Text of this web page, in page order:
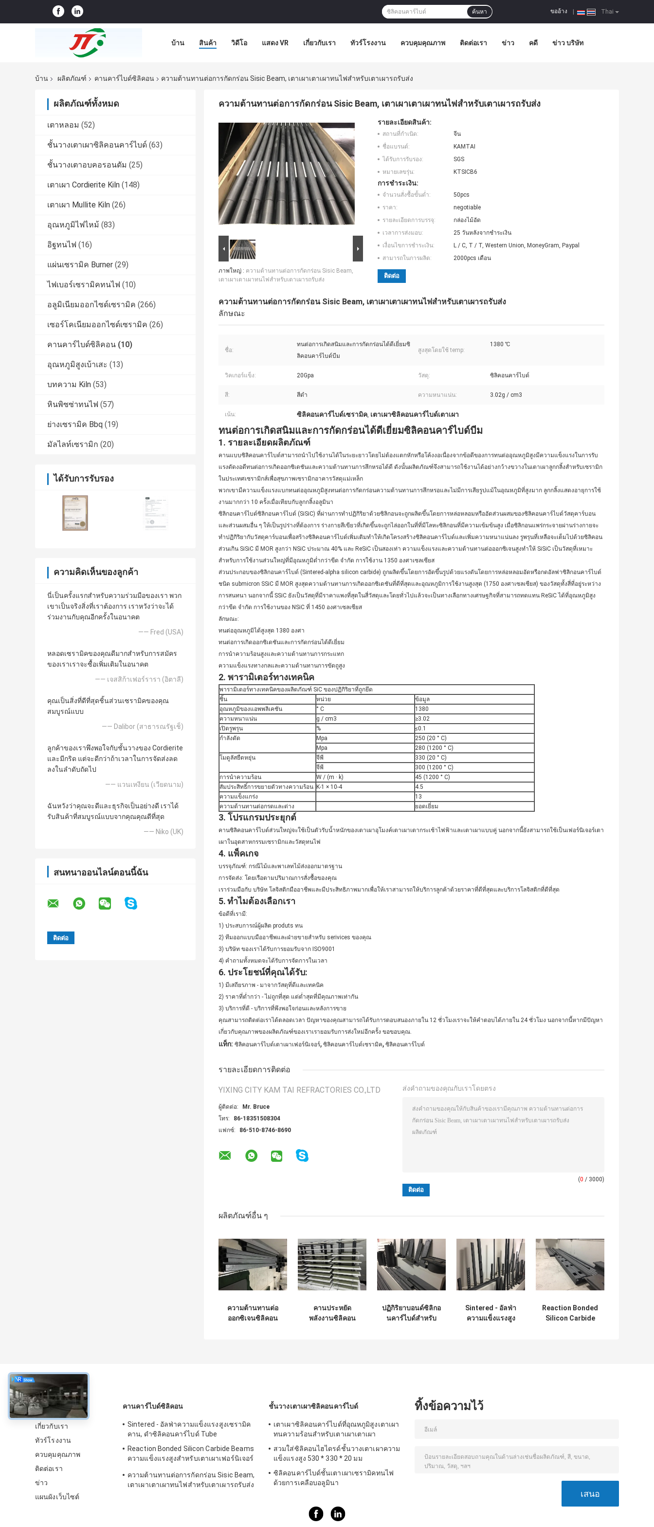
Thai
ขออ้าง
ค้นหา
บ้าน สินค้า วิดีโอ แสดง VR เกี่ยวกับเรา ทัวร์โรงงาน ควบคุมคุณภาพ ติดต่อเรา ข่าว คดี ข่าว บริษัท
บ้าน ผลิตภัณฑ์ คานคาร์ไบด์ซิลิคอน ความต้านทานต่อการกัดกร่อน Sisic Beam, เตาเผาเตาเผาทนไฟสำหรับเตาเผารถรับส่ง
ผลิตภัณฑ์ทั้งหมด
เตาหลอม (52)
ชั้นวางเตาเผาซิลิคอนคาร์ไบด์ (63)
ชั้นวางเตาอบคอรอนดัม (25)
เตาเผา Cordierite Kiln (148)
เตาเผา Mullite Kiln (26)
อุณหภูมิไฟไหม้ (83)
อิฐทนไฟ (16)
แผ่นเซรามิค Burner (29)
ไฟเบอร์เซรามิคทนไฟ (10)
อลูมิเนียมออกไซด์เซรามิค (266)
เซอร์โคเนียมออกไซด์เซรามิค (26)
คานคาร์ไบด์ซิลิคอน (10)
อุณหภูมิสูงเบ้าเสะ (13)
บทความ Kiln (53)
หินพิซซ่าทนไฟ (57)
ย่างเซรามิค Bbq (19)
มัลไลท์เซรามิก (20)
ได้รับการรับรอง
ความคิดเห็นของลูกค้า
นี่เป็นครั้งแรกสำหรับความร่วมมือของเรา พวก
เขาเป็นจริงสิ่งที่เราต้องการ เราหวังว่าจะได้
ร่วมงานกับคุณอีกครั้งในอนาคต
—— Fred (USA)
หลอดเซรามิคของคุณดีมากสำหรับการสมัคร
ของเราเราจะซื้อเพิ่มเติมในอนาคต
—— เจสสิก้าเฟอร์รารา (อิตาลี)
คุณเป็นสิ่งที่ดีที่สุดชิ้นส่วนเซรามิคของคุณ
สมบูรณ์แบบ
—— Dalibor (สาธารณรัฐเช็)
ลูกค้าของเราพึงพอใจกับชั้นวางของ Cordierite
และมีกริด แต่จะดีกว่าถ้าเวลาในการจัดส่งลด
ลงในลำดับถัดไป
—— แวนเหงียน (เวียดนาม)
ฉันหวังว่าคุณจะดีและธุรกิจเป็นอย่างดี เราได้
รับสินค้าที่สมบูรณ์แบบจากคุณคุณดีที่สุด
—— Niko (UK)
สนทนาออนไลน์ตอนนี้ฉัน
ความต้านทานต่อการกัดกร่อน Sisic Beam, เตาเผาเตาเผาทนไฟสำหรับเตาเผารถรับส่ง
ภาพใหญ่ : ความต้านทานต่อการกัดกร่อน Sisic Beam,
เตาเผาเตาเผาทนไฟสำหรับเตาเผารถรับส่ง
รายละเอียดสินค้า:
สถานที่กำเนิด:
จีน
ชื่อแบรนด์:
KAMTAI
ได้รับการรับรอง:
SGS
หมายเลขรุ่น:
KTSICB6
การชำระเงิน:
จำนวนสั่งซื้อขั้นต่ำ:
50pcs
ราคา:
negotiable
รายละเอียดการบรรจุ:
กล่องไม้อัด
เวลาการส่งมอบ:
25 วันหลังจากชำระเงิน
เงื่อนไขการชำระเงิน:
L / C, T / T, Western Union, MoneyGram, Paypal
สามารถในการผลิต:
2000pcs เดือน
ติดต่อ
ความต้านทานต่อการกัดกร่อน Sisic Beam, เตาเผาเตาเผาทนไฟสำหรับเตาเผารถรับส่ง
ลักษณะ
ชื่อ:
ทนต่อการเกิดสนิมและการกัดกร่อนได้ดีเยี่ยมซิ
ลิคอนคาร์ไบด์บีม
สูงสุดโดยใช้ temp:
1380 ℃
วิคเกอร์แข็ง: 20Gpa วัสดุ: ซิลิคอนคาร์ไบด์
สี: สีดำ ความหนาแน่น: 3.02g / cm3
เน้น: ซิลิคอนคาร์ไบด์เซรามิค, เตาเผาซิลิคอนคาร์ไบด์เตาเผา
ทนต่อการเกิดสนิมและการกัดกร่อนได้ดีเยี่ยมซิลิคอนคาร์ไบด์บีม
1. รายละเอียดผลิตภัณฑ์
คานแบบซิลิคอนคาร์ไบด์สามารถนำไปใช้งานได้ในระยะยาวโดยไม่ต้องแตกหักหรือโค้งงอเนื่องจากข้อดีของการทนต่ออุณหภูมิสูงมีความแข็งแรงในการรับ
แรงดัดงอดีทนต่อการเกิดออกซิเดชันและความต้านทานการสึกหรอได้ดี ดังนั้นผลิตภัณฑ์จึงสามารถใช้งานได้อย่างกว้างขวางในเตาเผาลูกกลิ้งสำหรับเซรามิก
ในประเทศเซรามิกส์เพื่อสุขภาพเซรามิกอาคารวัสดุแม่เหล็ก
พวกเขามีความแข็งแรงแบกทนต่ออุณหภูมิสูงทนต่อการกัดกร่อนความต้านทานการสึกหรอและไม่มีการเสียรูปแม้ในอุณหภูมิที่สูงมาก ลูกกลิ้งแสดงอายุการใช้
งานมากกว่า 10 ครั้งเมื่อเทียบกับลูกกลิ้งอลูมินา
ซิลิกอนคาร์ไบด์ซิลิกอนคาร์ไบด์ (SiSiC) ที่ผ่านการทำปฏิกิริยาด้วยซิลิกอนจะถูกผลิตขึ้นโดยการหล่อหลอมหรืออัดส่วนผสมของซิลิคอนคาร์ไบด์วัสดุคาร์บอน
และส่วนผสมอื่น ๆ ให้เป็นรูปร่างที่ต้องการ ร่างกายสีเขียวที่เกิดขึ้นจะถูกไล่ออกในที่ที่มีโลหะซิลิกอนที่มีความเข้มข้นสูง เมื่อซิลิกอนแพร่กระจายผ่านร่างกายจะ
ทำปฏิกิริยากับวัสดุคาร์บอนเพื่อสร้างซิลิคอนคาร์ไบด์เพิ่มเติมทำให้เกิดโครงสร้างซิลิคอนคาร์ไบด์และเพิ่มความหนาแน่นลง รูพรุนที่เหลือจะเต็มไปด้วยซิลิคอน
ส่วนเกิน SiSiC มี MOR สูงกว่า NSiC ประมาณ 40% และ ReSiC เป็นสองเท่า ความแข็งแรงและความต้านทานต่อออกซิเจนสูงทำให้ SiSiC เป็นวัสดุที่เหมาะ
สำหรับการใช้งานส่วนใหญ่ที่มีอุณหภูมิต่ำกว่าขีด จำกัด การใช้งาน 1350 องศาเซลเซียส
ส่วนประกอบของซิลิกอนคาร์ไบด์ (Sintered-alpha silicon carbide) ถูกผลิตขึ้นโดยการอัดขึ้นรูปด้วยแรงดันโดยการหล่อหลอมอัดหรือกดอัลฟาซิลิกอนคาร์ไบด์
ชนิด submicron SSiC มี MOR สูงสุดความต้านทานการเกิดออกซิเดชันที่ดีที่สุดและอุณหภูมิการใช้งานสูงสุด (1750 องศาเซลเซียส) ของวัสดุทั้งสี่ที่อยู่ระหว่าง
การสนทนา นอกจากนี้ SSiC ยังเป็นวัสดุที่มีราคาแพงที่สุดในสี่วัสดุและโดยทั่วไปแล้วจะเป็นทางเลือกทางเศรษฐกิจที่สามารถทดแทน ReSiC ได้ที่อุณหภูมิสูง
กว่าขีด จำกัด การใช้งานของ NSiC ที่ 1450 องศาเซลเซียส
ลักษณะ:
ทนต่ออุณหภูมิได้สูงสุด 1380 องศา
ทนต่อการเกิดออกซิเดชันและการกัดกร่อนได้ดีเยี่ยม
การนำความร้อนสูงและความต้านทานการกระแทก
ความแข็งแรงทางกลและความต้านทานการขัดถูสูง
2. พารามิเตอร์ทางเทคนิค
พารามิเตอร์ทางเทคนิคของผลิตภัณฑ์ SiC ของปฏิกิริยาที่ถูกยึด
ชิ้น
หน่วย
ข้อมูล
อุณหภูมิของแอพพลิเคชัน
° C
1380
ความหนาแน่น
g / cm3
≥3.02
เปิดรูพรุน
%
≤0.1
กำลังดัด
Mpa
250 (20 ° C)
Mpa
280 (1200 ° C)
โมดูลัสยืดหยุ่น
จีพี
330 (20 ° C)
จีพี
300 (1200 ° C)
การนำความร้อน
W / (m · k)
45 (1200 ° C)
สัมประสิทธิ์การขยายตัวทางความร้อน K-1 × 10-4
4.5
ความแข็งแกร่ง
13
ความต้านทานต่อกรดและด่าง
ยอดเยี่ยม
3. โปรแกรมประยุกต์
คานซิลิคอนคาร์ไบด์ส่วนใหญ่จะใช้เป็นตัวรับน้ำหนักของเตาเผาอุโมงค์เตาเผาเตากระเช้าไฟฟ้าและเตาเผาแบบคู่ นอกจากนี้ยังสามารถใช้เป็นเฟอร์นิเจอร์เตา
เผาในอุตสาหกรรมเซรามิกและวัสดุทนไฟ
4. แพ็คเกจ
บรรจุภัณฑ์: กรณีไม้และพาเลทไม้ส่งออกมาตรฐาน
การจัดส่ง: โดยเรือตามปริมาณการสั่งซื้อของคุณ
เราร่วมมือกับ บริษัท โลจิสติกมืออาชีพและมีประสิทธิภาพมากเพื่อให้เราสามารถให้บริการลูกค้าด้วยราคาที่ดีที่สุดและบริการโลจิสติกที่ดีที่สุด
5.ทำไมต้องเลือกเรา
ข้อดีที่เรามี:
1) ประสบการณ์ผู้ผลิต produts ทน
2) ทีมออกแบบมืออาชีพและฝ่ายขายสำหรับ serivices ของคุณ
3) บริษัท ของเราได้รับการยอมรับจาก ISO9001
4) คำถามทั้งหมดจะได้รับการจัดการในเวลา
6. ประโยชน์ที่คุณได้รับ:
1) มีเสถียรภาพ - มาจากวัสดุที่ดีและเทคนิค
2) ราคาที่ต่ำกว่า - ไม่ถูกที่สุด แต่ต่ำสุดที่มีคุณภาพเท่ากัน
3) บริการที่ดี - บริการที่พึงพอใจก่อนและหลังการขาย
คุณสามารถติดต่อเราได้ตลอดเวลา ปัญหาของคุณสามารถได้รับการตอบสนองภายใน 12 ชั่วโมงเราจะให้คำตอบได้ภายใน 24 ชั่วโมง นอกจากนี้หากมีปัญหา
เกี่ยวกับคุณภาพของผลิตภัณฑ์ของเราเรายอมรับการส่งใหม่อีกครั้ง ขอขอบคุณ.
แท็ก: ซิลิคอนคาร์ไบด์เตาเผาเฟอร์นิเจอร์, ซิลิคอนคาร์ไบด์เซรามิค, ซิลิคอนคาร์ไบด์
รายละเอียดการติดต่อ
YIXING CITY KAM TAI REFRACTORIES CO.,LTD
ผู้ติดต่อ:
Mr. Bruce
โทร:
86-18351508304
แฟกซ์:
86-510-8746-8690
ส่งคำถามของคุณกับเราโดยตรง
(0 / 3000)
ผลิตภัณฑ์อื่น ๆ
ความต้านทานต่อ
ออกซิเจนซิลิคอน
คานประหยัด
พลังงานซิลิคอน
ปฏิกิริยาบอนด์ซิลิกอ
นคาร์ไบด์สำหรับ
Sintered - อัลฟ่า
ความแข็งแรงสูง
Reaction Bonded
Silicon Carbide
เกี่ยวกับ
เกี่ยวกับเรา
ทัวร์โรงงาน
ควบคุมคุณภาพ
ติดต่อเรา
ข่าว
แผนผังเว็บไซต์
คานคาร์ไบด์ซิลิคอน
Sintered - อัลฟ่าความแข็งแรงสูงเซรามิค
คาน, ดำซิลิคอนคาร์ไบด์ Tube
Reaction Bonded Silicon Carbide Beams
ความแข็งแรงสูงสำหรับเตาเผาเฟอร์นิเจอร์
ความต้านทานต่อการกัดกร่อน Sisic Beam,
เตาเผาเตาเผาทนไฟสำหรับเตาเผารถรับส่ง
ชั้นวางเตาเผาซิลิคอนคาร์ไบด์
เตาเผาซิลิคอนคาร์ไบด์ที่อุณหภูมิสูงเตาเผา
ทนความร้อนสำหรับเตาเผาเตาเผา
สวมใส่ซิลิคอนไฮไดรด์ชั้นวางเตาเผาความ
แข็งแรงสูง 530 * 330 * 20 มม
ซิลิคอนคาร์ไบด์ชั้นเตาเผาเซรามิคทนไฟ
ด้วยการเคลือบอลูมินา
ทิ้งข้อความไว้